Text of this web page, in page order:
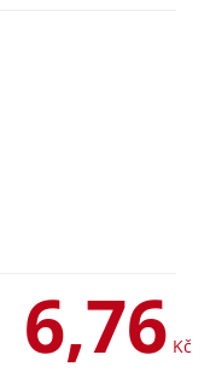
6,76 Kč